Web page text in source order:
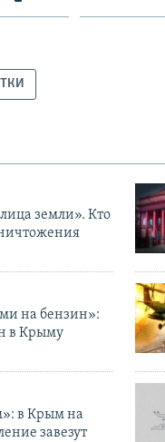
земли». Кто
на бензин»:
в Крыму
в Крым на
завезут